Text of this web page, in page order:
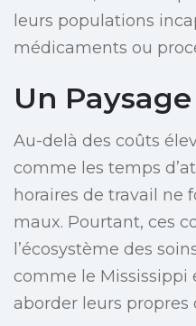
leurs populations
médicaments ou
Un
Au-delà des coûts
comme les temps
horaires de travail ne
maux. Pourtant, ces
l’écosystème des
comme le Mississippi
aborder leurs propres